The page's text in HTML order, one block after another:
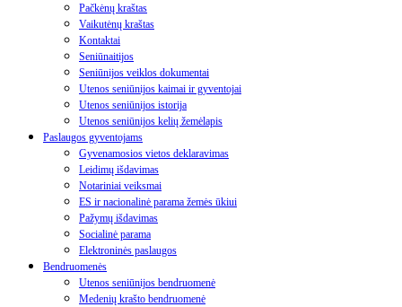
Pačkėnų kraštas
Vaikutėnų kraštas
Kontaktai
Seniūnaitijos
Seniūnijos veiklos dokumentai
Utenos seniūnijos kaimai ir gyventojai
Utenos seniūnijos istorija
Utenos seniūnijos kelių žemėlapis
Paslaugos gyventojams
Gyvenamosios vietos deklaravimas
Leidimų išdavimas
Notariniai veiksmai
ES ir nacionalinė parama žemės ūkiui
Pažymų išdavimas
Socialinė parama
Elektroninės paslaugos
Bendruomenės
Utenos seniūnijos bendruomenė
Medenių krašto bendruomenė